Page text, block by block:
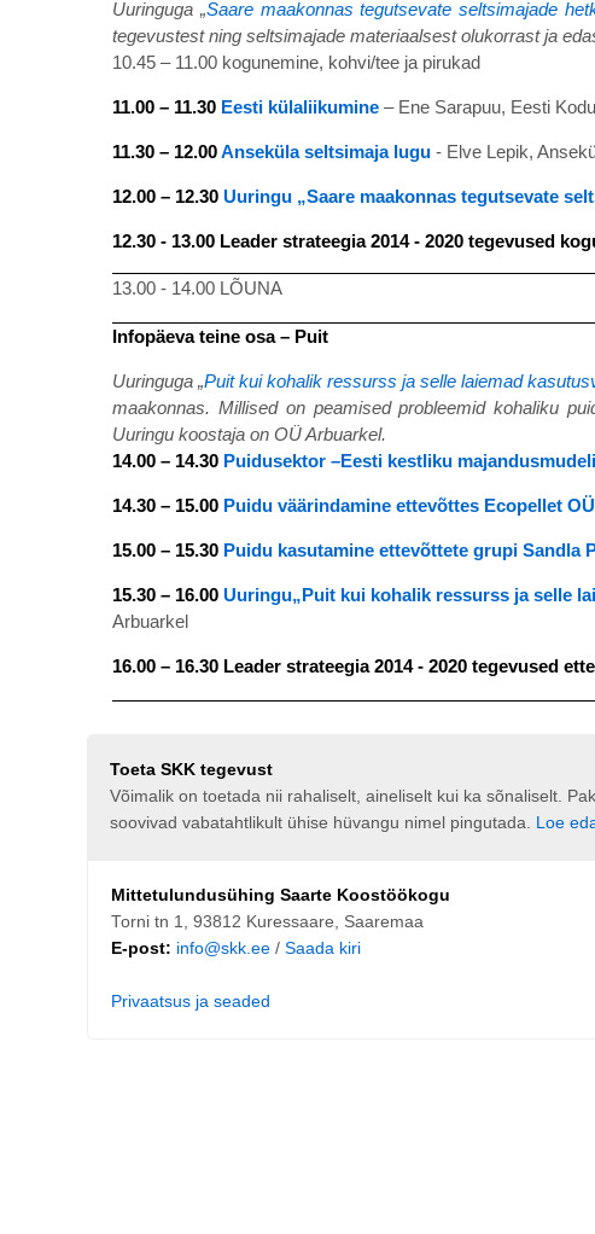
Uuringuga „Saare maakonnas tegutsevate seltsimajade
tegevustest ning seltsimajade materiaalsest olukorrast ja
10.45 – 11.00 kogunemine, kohvi/tee ja pirukad
11.00 – 11.30 Eesti külaliikumine – Ene Sarapuu, Eesti
11.30 – 12.00Anseküla seltsimaja lugu - Elve Lepik,
12.00 – 12.30 Uuringu „Saare maakonnas tegutsevate
12.30 - 13.00 Leader strateegia 2014 - 2020 tegevused
13.00 - 14.00 LÕUNA
Infopäeva teine osa – Puit
Uuringuga „Puit kui kohalik ressurss ja selle laiemad
maakonnas. Millised on peamised probleemid kohaliku
Uuringu koostaja on OÜ Arbuarkel.
14.00 – 14.30 Puidusektor –Eesti kestliku
14.30 – 15.00 Puidu väärindamine ettevõttes Ecopellet OÜ
15.00 – 15.30 Puidu kasutamine ettevõttete grupi Sandla
15.30 – 16.00 Uuringu„Puit kui kohalik ressurss ja selle
Arbuarkel
16.00 – 16.30 Leader strateegia 2014 - 2020 tegevused
Toeta SKK tegevust
Võimalik on toetada nii rahaliselt, aineliselt kui ka sõnaliselt.
soovivad vabatahtlikult ühise hüvangu nimel pingutada. Loe
Mittetulundusühing Saarte Koostöökogu
Torni tn 1, 93812 Kuressaare, Saaremaa
E-post: info@skk.ee/ Saada kiri
Privaatsus ja seaded